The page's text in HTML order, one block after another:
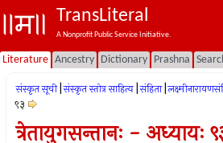
TransLiteral
A Nonprofit Public Service Initiative.
Literature Ancestry Dictionary Prashna
संस्कृत सूची संस्कृत स्तोत्र साहित्य संहिता
९३
त्रेतायुगसन्तानः - अध्यायः